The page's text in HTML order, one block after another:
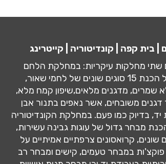
| בית קפה | קונדיטוריה | קייטרינג
שתי מחלקות עיקריות: במחלקת הלחם
אחראים על הכנת 15 סוגים שונים של לחמי שאור,
שמרים, מדגנים מלאים,שיפון קמח מלא,
דגנים משובחים, אשר נאפים בתנור אבן
יד, בדיוק כמו פעם. במחלקת הקונדיטוריה
מבחר גדול של עוגות גבינה עשירות,
שונים, קרואסונים צרפתיים אמיתיים על
במבחר טעמים, קישים ומבחר רב